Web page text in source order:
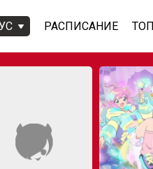
РАСПИСАНИЕ